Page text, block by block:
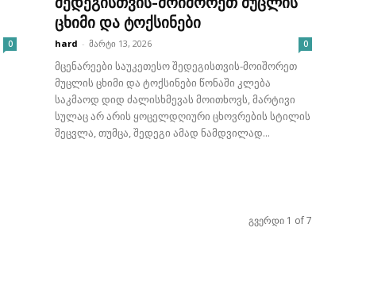
0
ცხიმი და ტოქსინები
hard - მარტი 13, 2026 0
მცენარეები საუკეთესო შედეგისთვის-მოიშორეთ
მუცლის ცხიმი და ტოქსინები წონაში კლება
საკმაოდ დიდ ძალისხმევას მოითხოვს, მარტივი
სულაც არ არის ყოცელდღიური ცხოვრების სტილის
შეცვლა, თუმცა, შედეგი ამად ნამდვილად...
გვერდი 1 of 7